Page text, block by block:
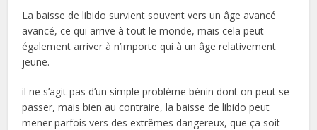
La baisse de libido survient souvent vers un âge avancé
avancé, ce qui arrive à tout le monde, mais cela peut
également arriver à n’importe qui à un âge relativement
jeune.
il ne s’agit pas d’un simple problème bénin dont on peut se
passer, mais bien au contraire, la baisse de libido peut
mener parfois vers des extrêmes dangereux, que ça soit